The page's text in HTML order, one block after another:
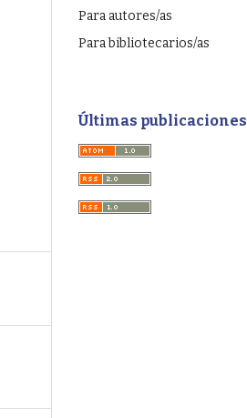
Para autores/as
Para bibliotecarios/as
Últimas publicaciones